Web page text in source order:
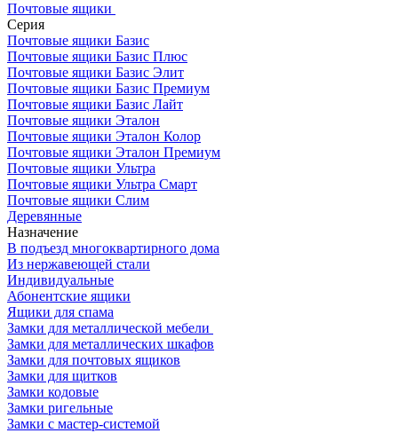
Почтовые ящики
Серия
Почтовые ящики Базис
Почтовые ящики Базис Плюс
Почтовые ящики Базис Элит
Почтовые ящики Базис Премиум
Почтовые ящики Базис Лайт
Почтовые ящики Эталон
Почтовые ящики Эталон Колор
Почтовые ящики Эталон Премиум
Почтовые ящики Ультра
Почтовые ящики Ультра Смарт
Почтовые ящики Слим
Деревянные
Назначение
В подъезд многоквартирного дома
Из нержавеющей стали
Индивидуальные
Абонентские ящики
Ящики для спама
Замки для металлической мебели
Замки для металлических шкафов
Замки для почтовых ящиков
Замки для щитков
Замки кодовые
Замки ригельные
Замки с мастер-системой